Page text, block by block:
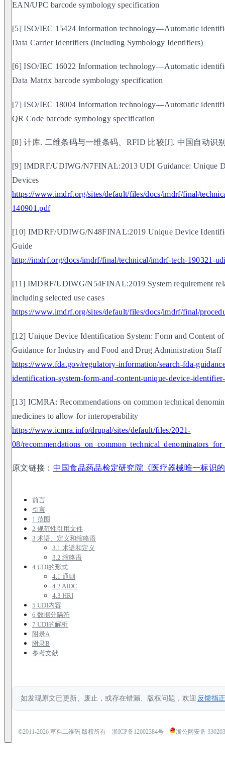
EAN/UPC barcode symbology specification
[5] ISO/IEC 15424 Information technology—Automatic
Data Carrier Identifiers (including Symbology Identifiers)
[6] ISO/IEC 16022 Information technology—Automatic
Data Matrix barcode symbology specification
[7] ISO/IEC 18004 Information technology—Automatic
QR Code barcode symbology specification
[8] 计库. 二维条码与一维条码、RFID 比较[J]. 中国自动识
[9] IMDRF/UDIWG/N7FINAL:2013 UDI Guidance: Unique
Devices
https://www.imdrf.org/sites/default/files/docs/imdrf/final/
140901.pdf
[10] IMDRF/UDIWG/N48FINAL:2019 Unique Device
Guide
http://imdrf.org/docs/imdrf/final/technical/imdrf-tech-190321-
[11] IMDRF/UDIWG/N54FINAL:2019 System requirement
including selected use cases
https://www.imdrf.org/sites/default/files/docs/imdrf/final/
[12] Unique Device Identification System: Form and Content
Guidance for Industry and Food and Drug Administration Staff
https://www.fda.gov/regulatory-information/search-fda-
identification-system-form-and-content-unique-device-
[13] ICMRA: Recommendations on common technical
medicines to allow for interoperability
https://www.icmra.info/drupal/sites/default/files/2021-
08/
原文链接： 中国食品药品检定研究院《医疗器械唯一标识
前言
引言
1 范围
2 规范性引用文件
3 术语、定义和缩略语
3.1 术语和定义
3.2 缩略语
4 UDI的形式
4.1 通则
4.2 AIDC
4.3 HRI
5 UDI内容
6 数据分隔符
7 UDI的解析
附录A
附录B
参考文献
如发现原文已更新、废止，或存在错漏、版权问题，欢迎 反馈指正
©2011-2026草料二维码 版权所有 浙ICP备12002384号 浙公网安备